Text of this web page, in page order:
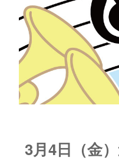
3月4日（金